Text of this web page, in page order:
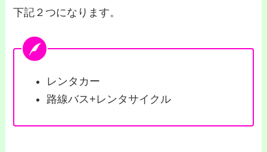
下記２つになります。
レンタカー
路線バス+レンタサイクル